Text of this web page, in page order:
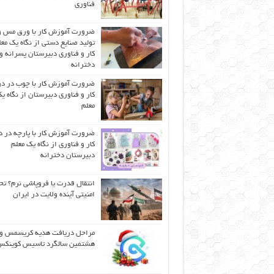
فناوری
ضرورت آموزش کار با ورق مس
تولید صنایع دستی از نگاه یک
کار و فناوری دبیرستان پسرانه و
دخترانه
ضرورت آموزش کار با چوب در
کار و فناوری دبیرستان از نگاه
معلم
ضرورت آموزش کار با پارچه
کار و فناوری از نگاه یک معلم
دبیرستان دخترانه
انتقال قدرت یا فروپاشی نرم؟
امنیتی آینده ولایت در ایران
مراحل دریافت هدیه کریسمس و
هشتمین سالگرد تاسیس